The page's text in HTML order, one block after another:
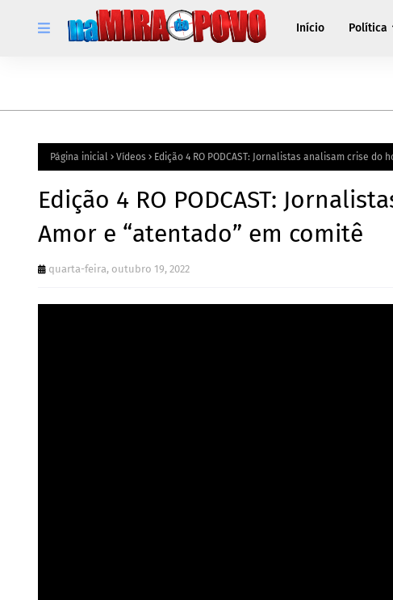
Início Política
Página inicial Vídeos Edição 4 RO PODCAST: Jornalistas analisam crise
Edição 4 RO PODCAST:
Amor e “atentado” em comitê
quarta-feira, outubro 19, 2022